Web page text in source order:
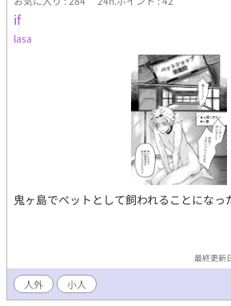
if
lasa
鬼ヶ島でペットとして飼われることになっ
最終更新
人外 小人